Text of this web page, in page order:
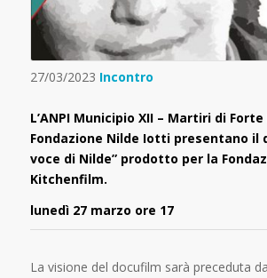
27/03/2023 Incontro
L’ANPI Municipio XII – Martiri di
Fondazione Nilde Iotti presentano il
voce di Nilde” prodotto per la
Kitchenfilm.
lunedì 27 marzo ore 17
La visione del docufilm sarà preceduta